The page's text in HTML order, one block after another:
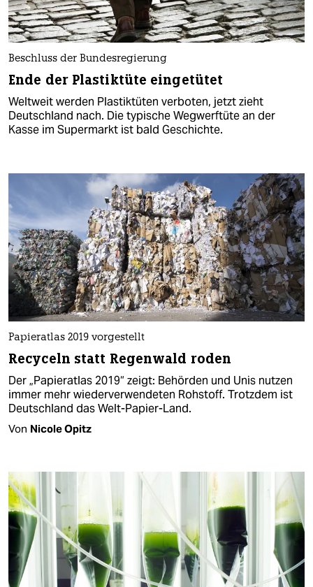
Beschluss der Bundesregierung
Ende der Plastiktüte eingetütet
Weltweit werden Plastiktüten verboten, jetzt zieht
Deutschland nach. Die typische Wegwerftüte an der
Kasse im Supermarkt ist bald Geschichte.
Papieratlas 2019 vorgestellt
Recyceln statt Regenwald roden
Der „Papieratlas 2019“ zeigt: Behörden und Unis nutzen
immer mehr wiederverwendeten Rohstoff. Trotzdem ist
Deutschland das Welt-Papier-Land.
Von Nicole Opitz